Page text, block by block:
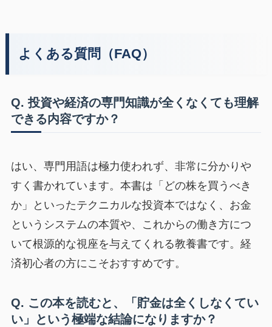
よくある質問（FAQ）
Q. 投資や経済の専門知識が全くなくても理解
できる内容ですか？
はい、専門用語は極力使われず、非常に分かりや
すく書かれています。本書は「どの株を買うべき
か」といったテクニカルな投資本ではなく、お金
というシステムの本質や、これからの働き方につ
いて根源的な視座を与えてくれる教養書です。経
済初心者の方にこそおすすめです。
Q. この本を読むと、「貯金は全くしなくてい
い」という極端な結論になりますか？